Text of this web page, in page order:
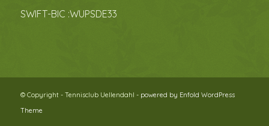
SWIFT-BIC :WUPSDE33
© Copyright - Tennisclub Uellendahl - powered by Enfold WordPress
Theme